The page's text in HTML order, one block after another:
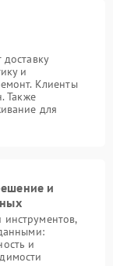
и
Клиенты
Также
для
и
и